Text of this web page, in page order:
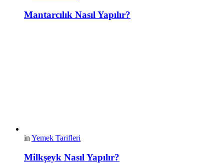
Mantarcılık Nasıl Yapılır?
in Yemek Tarifleri
Milkşeyk Nasıl Yapılır?